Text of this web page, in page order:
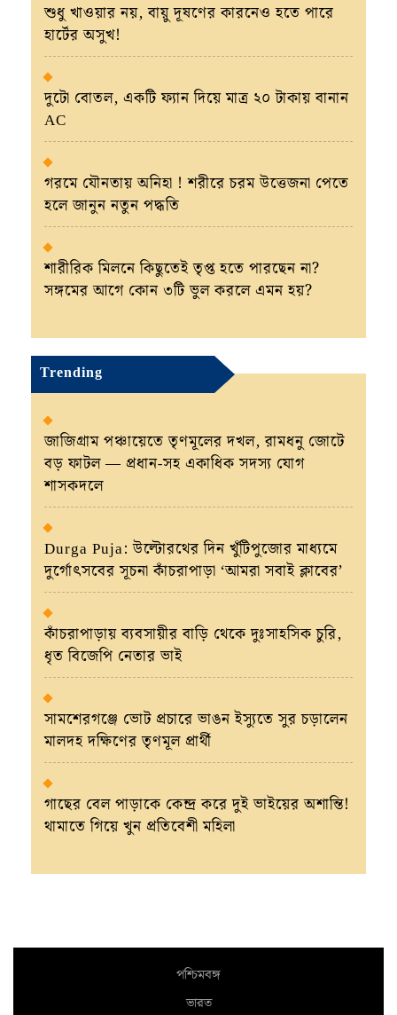
শুধু খাওয়ার নয়, বায়ু দূষণের কারনেও হতে পারে
হার্টের অসুখ!
দুটো বোতল, একটি ফ্যান দিয়ে মাত্র ২০ টাকায় বানান
AC
গরমে যৌনতায় অনিহা ! শরীরে চরম উত্তেজনা পেতে
হলে জানুন নতুন পদ্ধতি
শারীরিক মিলনে কিছুতেই তৃপ্ত হতে পারছেন না?
সঙ্গমের আগে কোন ৩টি ভুল করলে এমন হয়?
Trending
জাজিগ্রাম পঞ্চায়েতে তৃণমূলের দখল, রামধনু জোটে
বড় ফাটল — প্রধান-সহ একাধিক সদস্য যোগ
শাসকদলে
Durga Puja: উল্টোরথের দিন খুঁটিপুজোর মাধ্যমে
দুর্গোৎসবের সূচনা কাঁচরাপাড়া ‘আমরা সবাই ক্লাবের’
কাঁচরাপাড়ায় ব্যবসায়ীর বাড়ি থেকে দুঃসাহসিক চুরি,
ধৃত বিজেপি নেতার ভাই
সামশেরগঞ্জে ভোট প্রচারে ভাঙন ইস্যুতে সুর চড়ালেন
মালদহ দক্ষিণের তৃণমূল প্রার্থী
গাছের বেল পাড়াকে কেন্দ্র করে দুই ভাইয়ের অশান্তি!
থামাতে গিয়ে খুন প্রতিবেশী মহিলা
পশ্চিমবঙ্গ
ভারত